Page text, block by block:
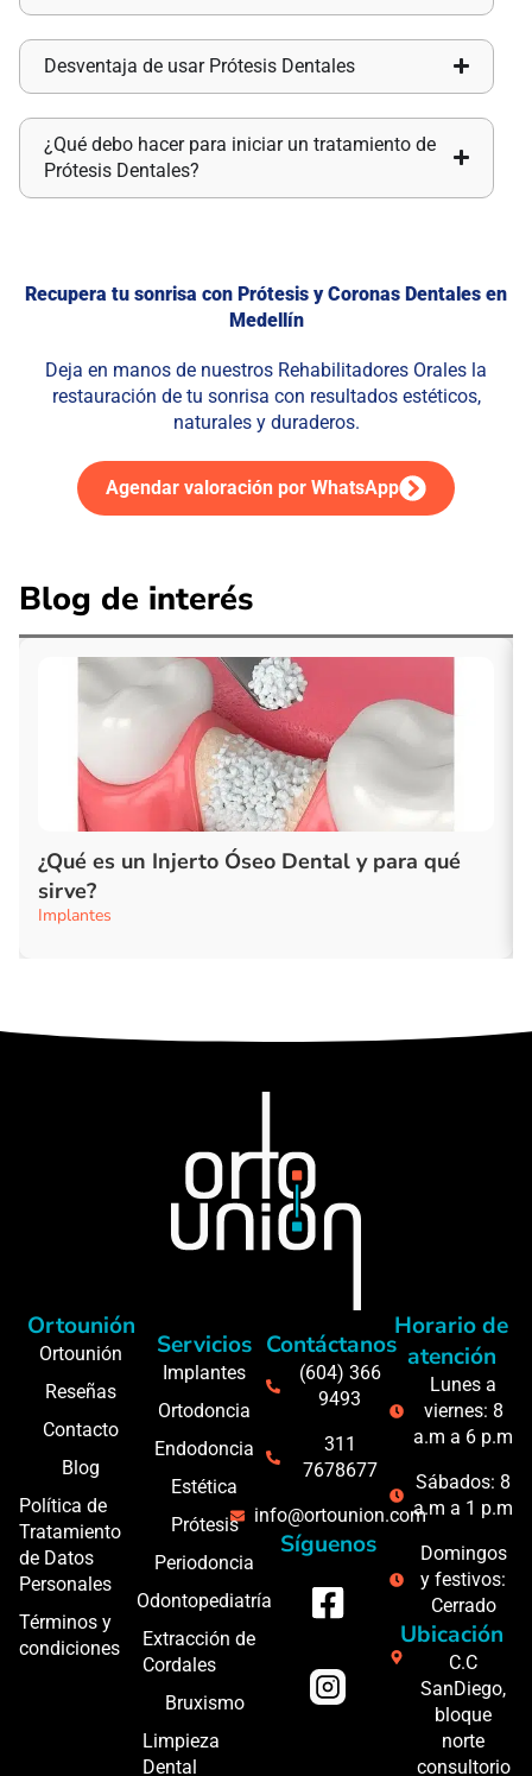
Desventaja de usar Prótesis Dentales
¿Qué debo hacer para iniciar un tratamiento de
Prótesis Dentales?
Recupera tu sonrisa con Prótesis y Coronas Dentales en
Medellín
Deja en manos de nuestros Rehabilitadores Orales la
restauración de tu sonrisa con resultados estéticos,
naturales y duraderos.
Agendar valoración por WhatsApp
Blog de interés
¿Qué es un Injerto Óseo Dental y para qué
sirve?
Implantes
Ortounión
Ortounión
Reseñas
Contacto
Blog
Política de
Tratamiento
de Datos
Personales
Términos y
condiciones
Servicios
Implantes
Ortodoncia
Endodoncia
Estética
Prótesis
Periodoncia
Odontopediatría
Extracción de
Cordales
Bruxismo
Limpieza
Dental
Contáctanos
(604) 366
9493
311
7678677
info@ortounion.com
Síguenos
Horario de
atención
Lunes a
viernes: 8
a.m a 6 p.m
Sábados: 8
a.m a 1 p.m
Domingos
y festivos:
Cerrado
Ubicación
C.C
SanDiego,
bloque
norte
consultorio